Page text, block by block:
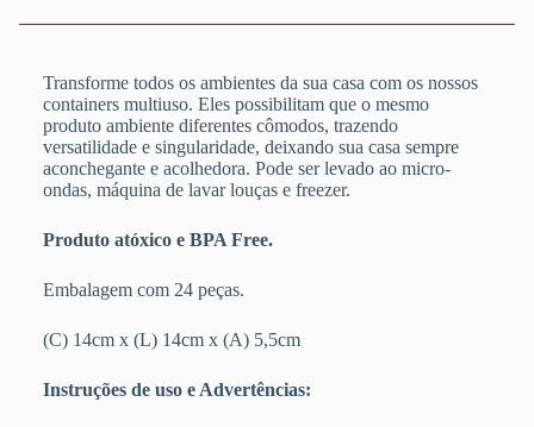
Transforme todos os ambientes da sua casa com os nossos
containers multiuso. Eles possibilitam que o mesmo
produto ambiente diferentes cômodos, trazendo
versatilidade e singularidade, deixando sua casa sempre
aconchegante e acolhedora. Pode ser levado ao micro-
ondas, máquina de lavar louças e freezer.
Produto atóxico e BPA Free.
Embalagem com 24 peças.
(C) 14cm x (L) 14cm x (A) 5,5cm
Instruções de uso e Advertências: